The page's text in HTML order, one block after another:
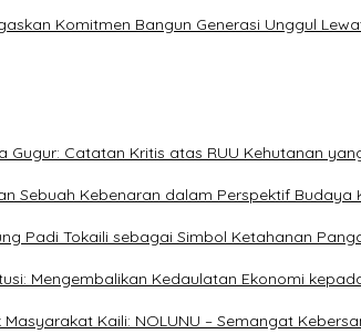
Komitmen Bangun Generasi Unggul
Gugur: Catatan Kritis atas RUU Kehutanan
Sebuah Kebenaran dalam Perspektif Budaya
Padi Tokaili sebagai Simbol Ketahanan
Mengembalikan Kedaulatan Ekonomi
Kaili: NOLUNU – Semangat